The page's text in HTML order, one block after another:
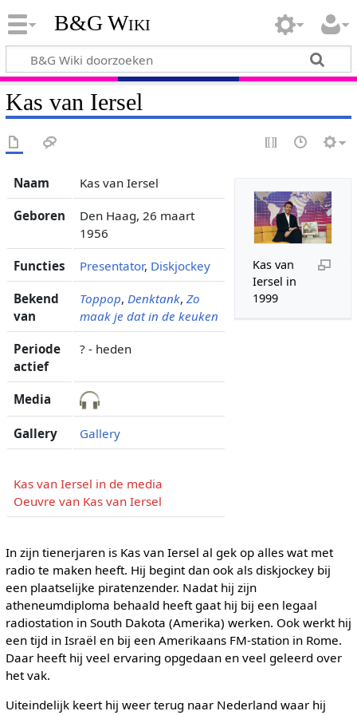
B&G Wiki
Kas van Iersel
Kas van
Iersel in
1999
Naam Kas van Iersel
Geboren
Den Haag, 26 maart
1956
Functies Presentator, Diskjockey
Bekend
van
Toppop, Denktank, Zo
maak je dat in de keuken
Periode
actief
? - heden
Media
Gallery Gallery
Kas van Iersel in de media
Oeuvre van Kas van Iersel
In zijn tienerjaren is Kas van Iersel al gek op alles wat met
radio te maken heeft. Hij begint dan ook als diskjockey bij
een plaatselijke piratenzender. Nadat hij zijn
atheneumdiploma behaald heeft gaat hij bij een legaal
radiostation in South Dakota (Amerika) werken. Ook werkt hij
een tijd in Israël en bij een Amerikaans FM-station in Rome.
Daar heeft hij veel ervaring opgedaan en veel geleerd over
het vak.
Uiteindelijk keert hij weer terug naar Nederland waar hij